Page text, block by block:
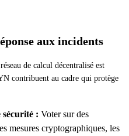
aux incidents
de calcul décentralisé est
contribuent au cadre qui protège
sécurité : Voter sur des
mesures cryptographiques, les